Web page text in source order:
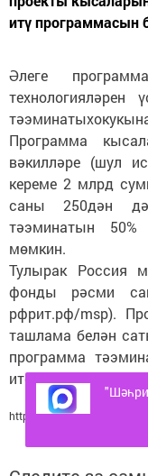
итү программасын
Әлеге
Программа
вәкилләре (шул
кереме 2 млрд
саны 250дән
тәэминатын
мөмкин.
Тулырак Россия
фонды рәсми
рфрит.рф/msp).
ташлама белән
программа
ителгән.
http://nabchelny.ru/